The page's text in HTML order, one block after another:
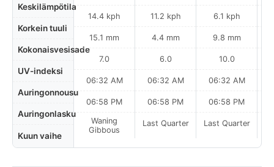
Keskilämpötila
Korkein tuuli
Kokonaisvesisade
UV-indeksi
Auringonnousu
Auringonlasku
Kuun vaihe
14.4 kph
15.1 mm
7.0
06:32 AM
06:58 PM
Waning
Gibbous
11.2 kph
4.4 mm
6.0
06:32 AM
06:58 PM
Last Quarter
6.1 kph
9.8 mm
10.0
06:32 AM
06:58 PM
Last Quarter